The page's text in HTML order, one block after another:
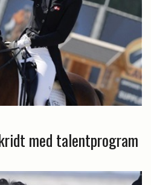
med talentprogram